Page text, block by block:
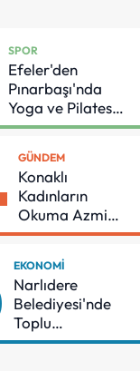
SPOR
Efeler'den
Pınarbaşı'nda
Yoga ve Pilates
Buluşması
GÜNDEM
Konaklı
Kadınların
Okuma Azmi
Örnek Oldu
EKONOMI
Narlıdere
Belediyesi'nde
Toplu
Sözleşmeye